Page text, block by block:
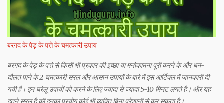
बरगद के पेड़ के पत्ते के चमत्कारी उपाय
बरगद के पेड़ के पत्ते से किसी भी प्रकार की इच्छा या मनोकामना पूरी करने के और धन-
दौलत पाने के 2 चमत्कारी सरल और आसान उपायों के बारे में इस आर्टिक्ल में जानकारी दी
गयी है। इन घरेलू उपायों को करने के लिए ज्यादा से ज्यादा 5-10 मिनट लगते है। और यह